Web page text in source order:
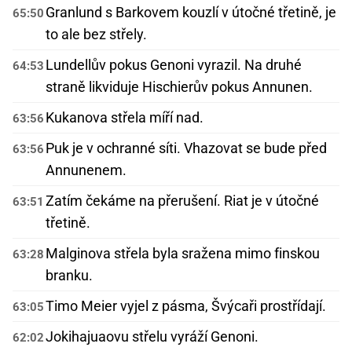
65:50 Granlund s Barkovem kouzlí v útočné třetině, je
to ale bez střely.
64:53 Lundellův pokus Genoni vyrazil. Na druhé
straně likviduje Hischierův pokus Annunen.
63:56 Kukanova střela míří nad.
63:56 Puk je v ochranné síti. Vhazovat se bude před
Annunenem.
63:51 Zatím čekáme na přerušení. Riat je v útočné
třetině.
63:28 Malginova střela byla sražena mimo finskou
branku.
63:05Timo Meier vyjel z pásma, Švýcaři prostřídají.
62:02Jokihajuaovu střelu vyráží Genoni.